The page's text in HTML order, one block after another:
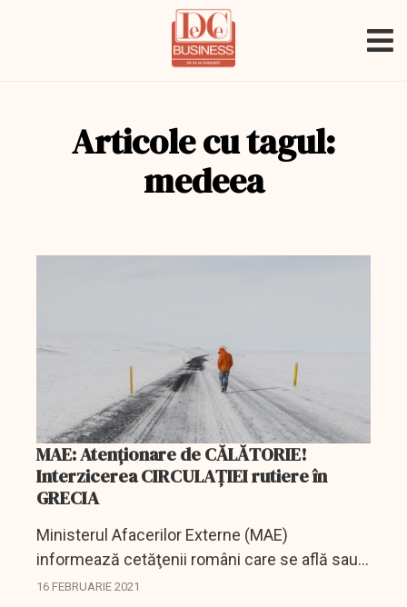
Articole cu tagul:
medeea
MAE: Atenționare de CĂLĂTORIE!
Interzicerea CIRCULAȚIEI rutiere în
GRECIA
Ministerul Afacerilor Externe (MAE)
informează cetăţenii români care se află sau
intenţionează să călătorească în Republica
16 FEBRUARIE 2021